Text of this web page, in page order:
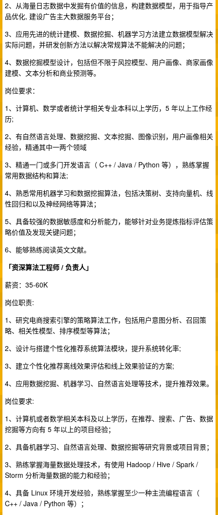
2、从海量日志数据中发掘有价值的信息，构建数据模型，用于指导产
品优化, 建设广告主大数据服务平台；
3、应用先进的统计建模、数据挖掘、机器学习方法建立数据模型解决
实际问题，并研发创新方法以解决常规算法不能解决的问题；
4、数据挖掘模型设计，包括但不限于风控模型、用户画像、商家画像
建模、文本分析和商业预测等。
岗位要求：
1、计算机、数学或者统计学相关专业本科以上学历，5 年以上工作经
历;
2、有自然语言处理、数据挖掘、文本挖掘、图像识别，用户画像相关
经验，精通其中一两个领域
3、精通一门或多门开发语言（ C++ / Java / Python 等），熟练掌握
常用数据结构和算法;
4、熟悉常用机器学习和数据挖掘算法，包括决策树、支持向量机、线
性回归和以及神经网络等算法；
5、具备较强的数据敏感度和分析能力，能够针对业务提炼指标评估策
略价值及发现关键问题；
6、能够熟练阅读英文文献。
「资深算法工程师 / 负责人」
薪资：35-60K
岗位职责:
1、研究电商搜索引擎的策略算法工作，包括用户意图分析、召回策
略、相关性模型、排序模型等算法；
2、设计与搭建个性化推荐系统算法模块，提升系统转化率;
3、建立个性化推荐离线效果评估和线上效果验证的方案;
4、应用数据挖掘、机器学习、自然语言处理等技术，提升推荐效果。
岗位要求:
1、计算机或者数学相关本科及以上学历，在推荐、搜索、广告、数据
挖掘等方向有 5 年以上的项目经验；
2、具备机器学习、自然语言处理、数据挖掘等研究背景或项目背景；
3、熟练掌握海量数据处理技术，有使用 Hadoop / Hive / Spark /
Storm 分析海量数据的能力和经验；
4、具备 Linux 环境开发经验，熟练掌握至少一种主流编程语言（
C++ / Java / Python 等）；